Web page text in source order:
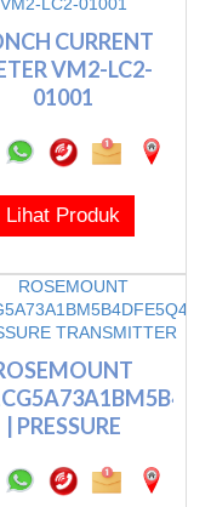
CURRENT
VM2-LC2-
01001
Lihat Produk
| PRESSURE